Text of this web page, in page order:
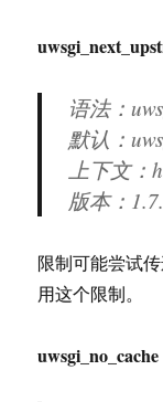
语法：
默认：
上下文：
版本：
限制可能尝试
用这个限制。
uwsgi_no_cache